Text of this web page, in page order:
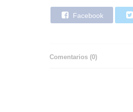
Facebook
Comentarios (0)